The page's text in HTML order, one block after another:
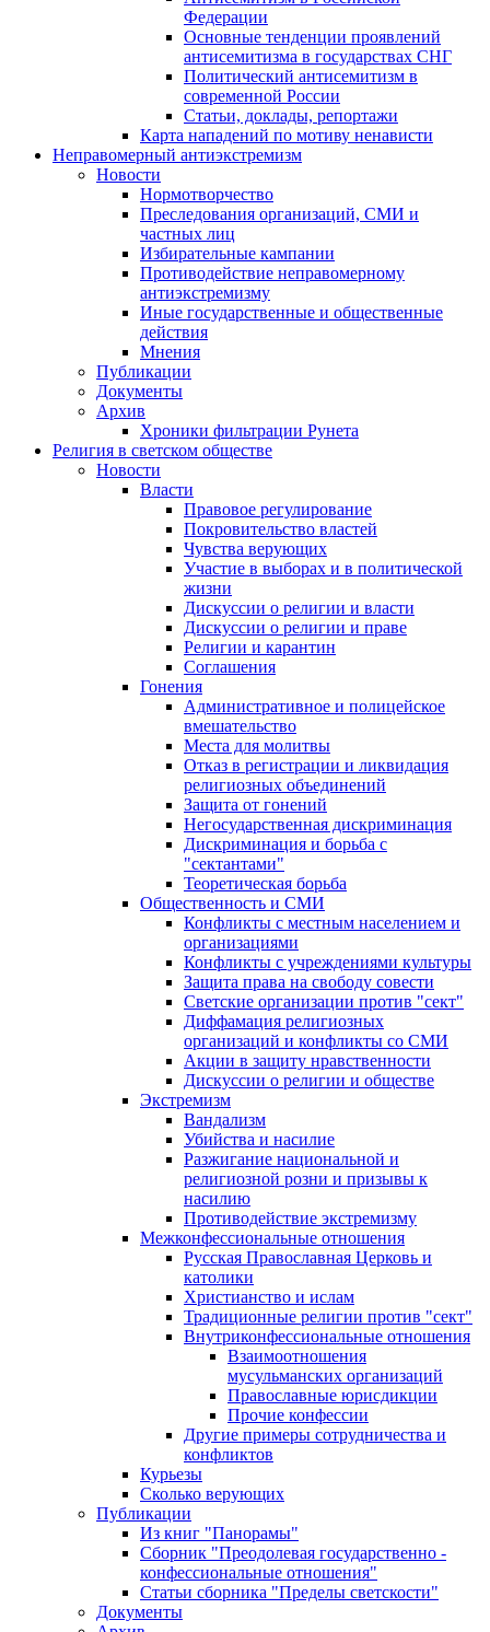
Федерации
Основные тенденции проявлений
антисемитизма в государствах СНГ
Политический антисемитизм в
современной России
Статьи, доклады, репортажи
Карта нападений по мотиву ненависти
Неправомерный антиэкстремизм
Новости
Нормотворчество
Преследования организаций, СМИ и
частных лиц
Избирательные кампании
Противодействие неправомерному
антиэкстремизму
Иные государственные и общественные
действия
Мнения
Публикации
Документы
Архив
Хроники фильтрации Рунета
Религия в светском обществе
Новости
Власти
Правовое регулирование
Покровительство властей
Чувства верующих
Участие в выборах и в политической
жизни
Дискуссии о религии и власти
Дискуссии о религии и праве
Религии и карантин
Соглашения
Гонения
Административное и полицейское
вмешательство
Места для молитвы
Отказ в регистрации и ликвидация
религиозных объединений
Защита от гонений
Негосударственная дискриминация
Дискриминация и борьба с
"сектантами"
Теоретическая борьба
Общественность и СМИ
Конфликты с местным населением и
организациями
Конфликты с учреждениями культуры
Защита права на свободу совести
Светские организации против "сект"
Диффамация религиозных
организаций и конфликты со СМИ
Акции в защиту нравственности
Дискуссии о религии и обществе
Экстремизм
Вандализм
Убийства и насилие
Разжигание национальной и
религиозной розни и призывы к
насилию
Противодействие экстремизму
Межконфессиональные отношения
Русская Православная Церковь и
католики
Христианство и ислам
Традиционные религии против "сект"
Внутриконфессиональные отношения
Взаимоотношения
мусульманских организаций
Православные юрисдикции
Прочие конфессии
Другие примеры сотрудничества и
конфликтов
Курьезы
Сколько верующих
Публикации
Из книг "Панорамы"
Сборник "Преодолевая государственно -
конфессиональные отношения"
Статьи сборника "Пределы светскости"
Документы